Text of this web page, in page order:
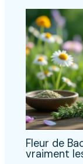
Fleur de
vraiment